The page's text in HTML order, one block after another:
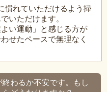
慣れていただけるよう掃
いただけます。
い運動」と感じる方が
せたペースで無理なく
わるか不安です。もし